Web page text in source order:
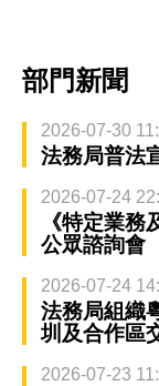
部門新聞
2026-07-30
法務局普法
2026-07-24
《特定業
公眾諮詢會
2026-07-24
法務局組織
圳及合作區
2026-07-23